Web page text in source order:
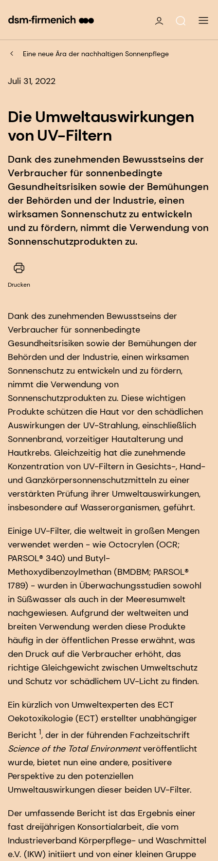
Eine neue Ära der nachhaltigen Sonnenpflege
Juli 31, 2022
Die Umweltauswirkungen
von UV-Filtern
Dank des zunehmenden Bewusstseins der
Verbraucher für sonnenbedingte
Gesundheitsrisiken sowie der Bemühungen
der Behörden und der Industrie, einen
wirksamen Sonnenschutz zu entwickeln
und zu fördern, nimmt die Verwendung von
Sonnenschutzprodukten zu.
Drucken
Dank des zunehmenden Bewusstseins der
Verbraucher für sonnenbedingte
Gesundheitsrisiken sowie der Bemühungen der
Behörden und der Industrie, einen wirksamen
Sonnenschutz zu entwickeln und zu fördern,
nimmt die Verwendung von
Sonnenschutzprodukten zu. Diese wichtigen
Produkte schützen die Haut vor den schädlichen
Auswirkungen der UV-Strahlung, einschließlich
Sonnenbrand, vorzeitiger Hautalterung und
Hautkrebs. Gleichzeitig hat die zunehmende
Konzentration von UV-Filtern in Gesichts-, Hand-
und Ganzkörpersonnenschutzmitteln zu einer
verstärkten Prüfung ihrer Umweltauswirkungen,
insbesondere auf Wasserorganismen, geführt.
Einige UV-Filter, die weltweit in großen Mengen
verwendet werden - wie Octocrylen (OCR;
PARSOL® 340) und Butyl-
Methoxydibenzoylmethan (BMDBM; PARSOL®
1789) - wurden in Überwachungsstudien sowohl
in Süßwasser als auch in der Meeresumwelt
nachgewiesen. Aufgrund der weltweiten und
breiten Verwendung werden diese Produkte
häufig in der öffentlichen Presse erwähnt, was
den Druck auf die Verbraucher erhöht, das
richtige Gleichgewicht zwischen Umweltschutz
und Schutz vor schädlichem UV-Licht zu finden.
Ein kürzlich von Umweltexperten des ECT
Oekotoxikologie (ECT) erstellter unabhängiger
Bericht 1, der in der führenden Fachzeitschrift
Science of the Total Environmentveröffentlicht
wurde, bietet nun eine andere, positivere
Perspektive zu den potenziellen
Umweltauswirkungen dieser beiden UV-Filter.
Der umfassende Bericht ist das Ergebnis einer
fast dreijährigen Konsortialarbeit, die vom
Industrieverband Körperpflege- und Waschmittel
e.V. (IKW) initiiert und von einer kleinen Gruppe